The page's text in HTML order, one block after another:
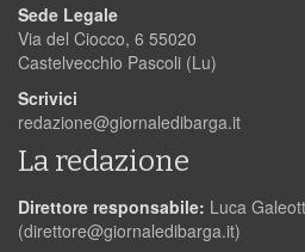
Sede Legale
Via del Ciocco, 6 55020
Castelvecchio Pascoli (Lu)
Scrivici
redazione@giornaledibarga.it
La redazione
Direttore responsabile: Luca
(direttore@giornaledibarga.it)